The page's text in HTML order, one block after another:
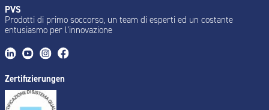
PVS
Prodotti di primo soccorso, un team di esperti ed un costante
entusiasmo per l’innovazione
Zertifizierungen